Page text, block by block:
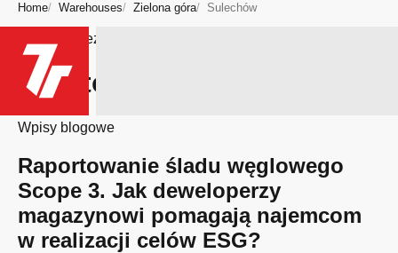
Home Warehouses Zielona góra Sulechów
Bądź na bieżąco
Miasto: Sulechów
Wpisy blogowe
Raportowanie śladu węglowego
Scope 3. Jak deweloperzy
magazynowi pomagają najemcom
w realizacji celów ESG?